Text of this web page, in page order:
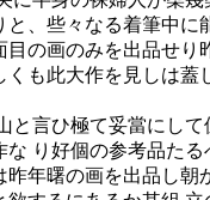
、些々なる着筆中
の画のみを出品せ
も此大作を見しは
言ひ極て妥當にして
り好個の参考品たる
年曙の画を出品し